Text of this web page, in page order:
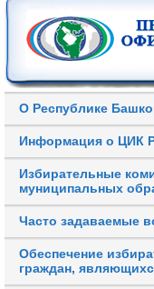
О Республике
Информация о ЦИК
Избирательные
муниципальных
Часто задаваемые
Обеспечение
граждан,